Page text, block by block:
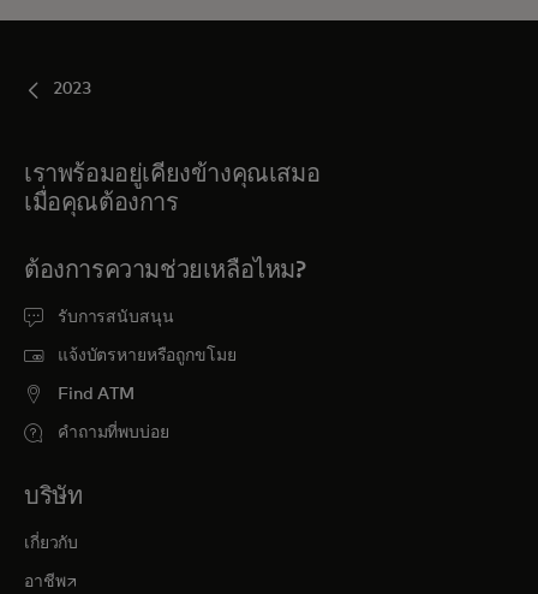
2023
เราพร้อมอยู่เคียงข้างคุณเสมอ
เมื่อคุณต้องการ
ต้องการความช่วยเหลือไหม?
รับการสนับสนุน
แจ้งบัตรหายหรือถูกขโมย
Find ATM
คำถามที่พบบ่อย
บริษัท
เกี่ยวกับ
อาชีพopens in a new tab